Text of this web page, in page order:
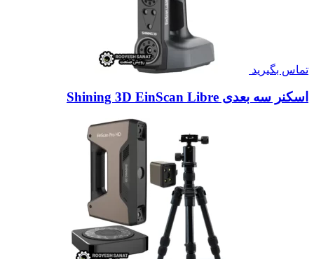
تماس بگیرید
اسکنر سه بعدی Shining 3D EinScan Libre